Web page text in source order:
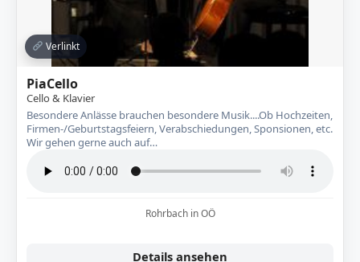
Verlinkt
PiaCello
Cello & Klavier
Besondere Anlässe brauchen besondere Musik....Ob Hochzeiten,
Firmen-/Geburtstagsfeiern, Verabschiedungen, Sponsionen, etc.
Wir gehen gerne auch auf…
Rohrbach in OÖ
Details ansehen